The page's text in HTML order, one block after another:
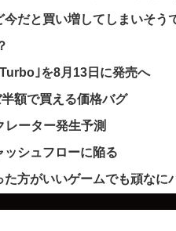
だと買い増してしまいそう
｣を8月13日に発売へ
額で買える価格バグ
ーター発生予測
シュフローに陥る
方がいいゲームでも頑なに